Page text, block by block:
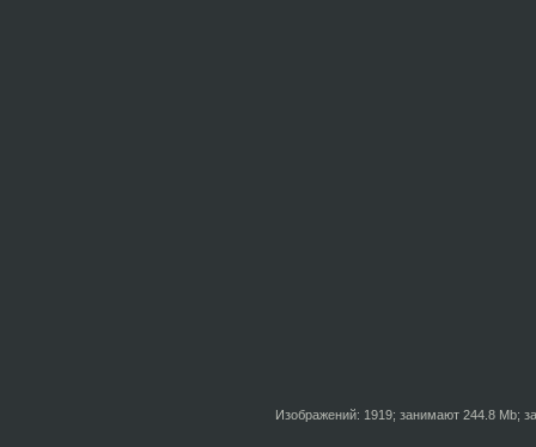
Изображений: 1919; занимают 244.8 Mb;